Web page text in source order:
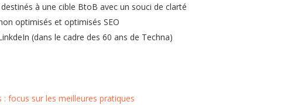
à une cible BtoB avec un souci de clarté
optimisés et optimisés SEO
(dans le cadre des 60 ans de Techna)
focus sur les meilleures pratiques